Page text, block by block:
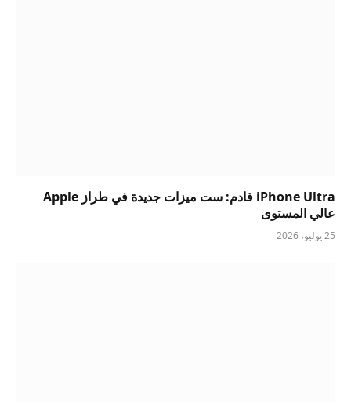
iPhone Ultra قادم: ست ميزات جديدة في طراز Apple
عالي المستوى
25 يوليو، 2026